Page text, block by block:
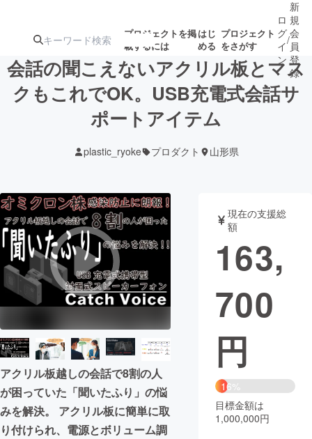
プロジェクトを掲
載するには
はじ
める
プロジェクト
をさがす
注目のリ 注目の新着プロ募集終了が近いプ
テクノロジー・ガジェット
映像・映画 書籍・雑誌
ビジネス・起業 チャレンジ
まちづくり・地域活性化
CAMPFIRE for Social Good
CAMPFIRE Creation
CAMPFIREふるさと納税machi-ya コミュニティ
ロ
グ
イ
ン
/
新
規
会
員
登
録
会話の聞こえないアクリル板とマス
クもこれでOK。USB充電式会話サ
ポートアイテム
plastic_ryoke プロダクト 山形県
アクリル板越しの会話で8割の人
が困っていた「聞いたふり」の悩
みを解決。 アクリル板に簡単に取
り付けられ、電源とボリューム調
現在の支援総
額
163,
700
円
16%
目標金額は
1,000,000円